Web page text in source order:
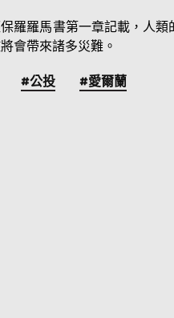
羅羅馬書第一章記載，人
會帶來諸多災難。
#公投 #愛爾蘭